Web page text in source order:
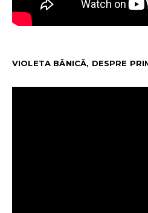
VIOLETA BĂNICĂ, DESPRE